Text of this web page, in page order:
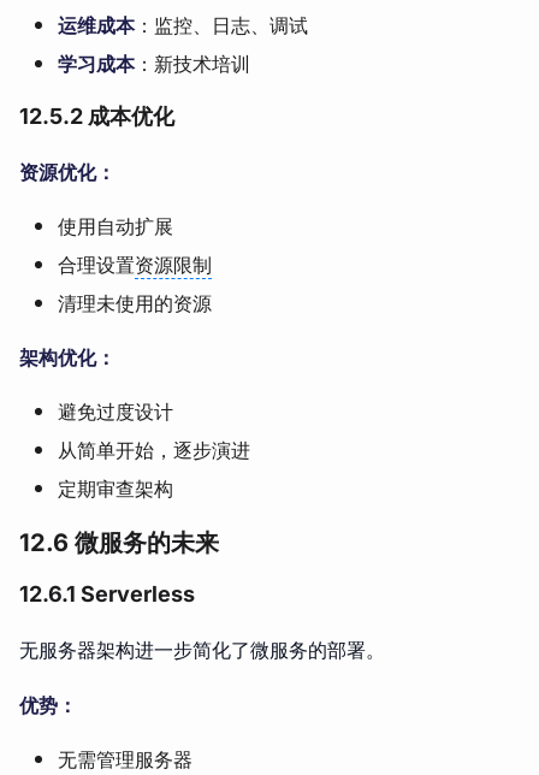
运维成本：监控、日志、调试
学习成本：新技术培训
12.5.2 成本优化
资源优化：
使用自动扩展
合理设置资源限制
清理未使用的资源
架构优化：
避免过度设计
从简单开始，逐步演进
定期审查架构
12.6 微服务的未来
12.6.1 Serverless
无服务器架构进一步简化了微服务的部署。
优势：
无需管理服务器